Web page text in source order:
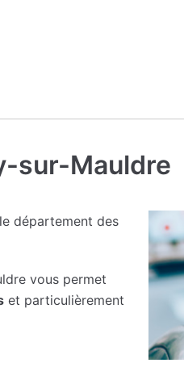
sur-Mauldre
département des
vous permet
et particulièrement